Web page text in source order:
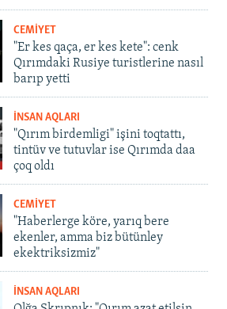
CEMİYET
"Er kes qaça, er kes kete": cenk
Qırımdaki Rusiye turistlerine nasıl
barıp yetti
İNSAN AQLARI
"Qırım birdemligi" işini toqtattı,
tintüv ve tutuvlar ise Qırımda daa
çoq oldı
CEMİYET
"Haberlerge köre, yarıq bere
ekenler, amma biz bütünley
ekektriksizmiz"
İNSAN AQLARI